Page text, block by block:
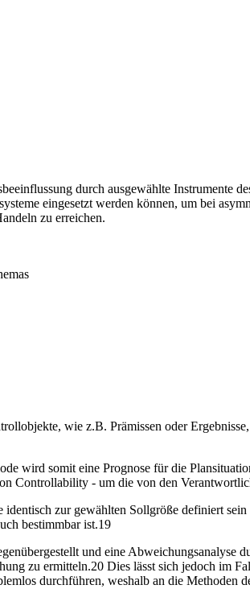
durch ausgewählte Instrumente
eingesetzt werden können, um bei
zu erreichen.
wie z.B. Prämissen oder
wird somit eine Prognose für die
Controllability - um die von den
zur gewählten Sollgröße definiert
bestimmbar ist.19
und eine
zu ermitteln.20 Dies lässt sich jedoch
durchführen, weshalb an die Methoden